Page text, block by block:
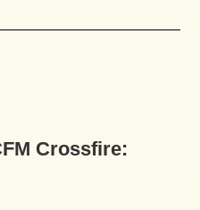
Crossfire: